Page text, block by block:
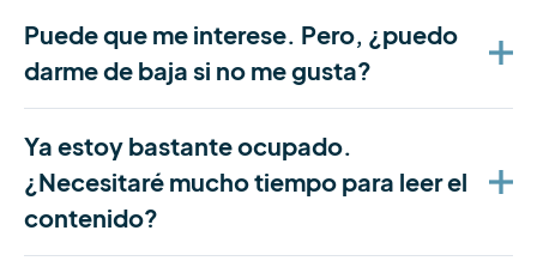
Puede que me interese. Pero, ¿puedo
darme de baja si no me gusta?
Ya estoy bastante ocupado.
¿Necesitaré mucho tiempo para leer el
contenido?